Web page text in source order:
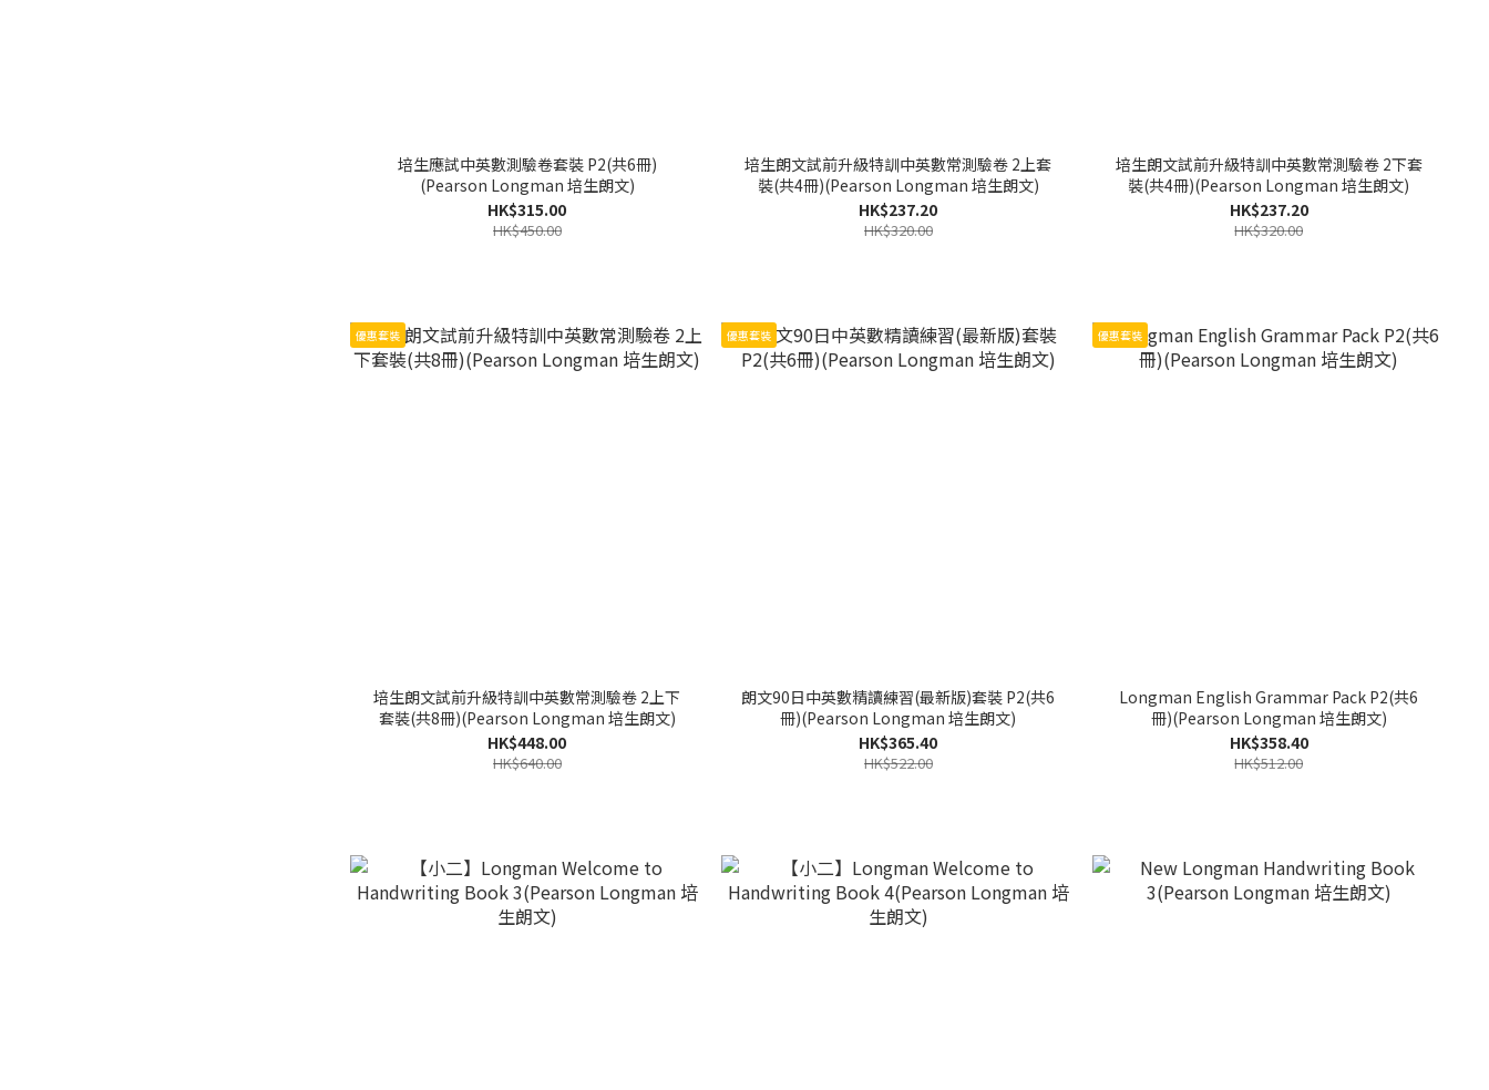
培生應試中英數測驗卷套裝 P2(共6冊)
(Pearson Longman 培生朗文)
HK$315.00
HK$450.00
培生朗文試前升級特訓中英數常測驗卷 2上套
裝(共4冊)(Pearson Longman 培生朗文)
HK$237.20
HK$320.00
培生朗文試前升級特訓中英數常測驗卷 2下套
裝(共4冊)(Pearson Longman 培生朗文)
HK$237.20
HK$320.00
優惠套裝
培生朗文試前升級特訓中英數常測驗卷 2上下
套裝(共8冊)(Pearson Longman 培生朗文)
HK$448.00
HK$640.00
優惠套裝
朗文90日中英數精讀練習(最新版)套裝 P2(共6
冊)(Pearson Longman 培生朗文)
HK$365.40
HK$522.00
優惠套裝
Longman English Grammar Pack P2(共6
冊)(Pearson Longman 培生朗文)
HK$358.40
HK$512.00